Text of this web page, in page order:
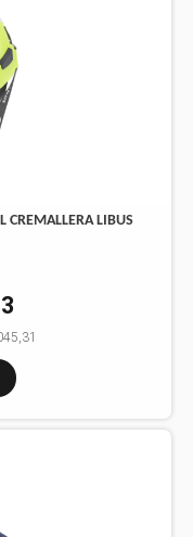
CREMALLERA LIBUS